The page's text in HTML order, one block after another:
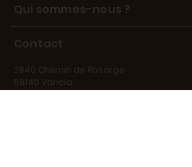
Qui sommes-nous ?
Contact
2840 Chemin de Rosarge
69140 Vancia